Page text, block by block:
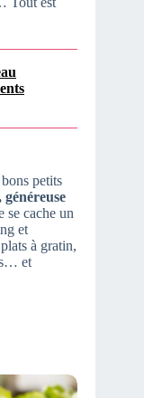
petits
se cache un
et
à gratin,
et